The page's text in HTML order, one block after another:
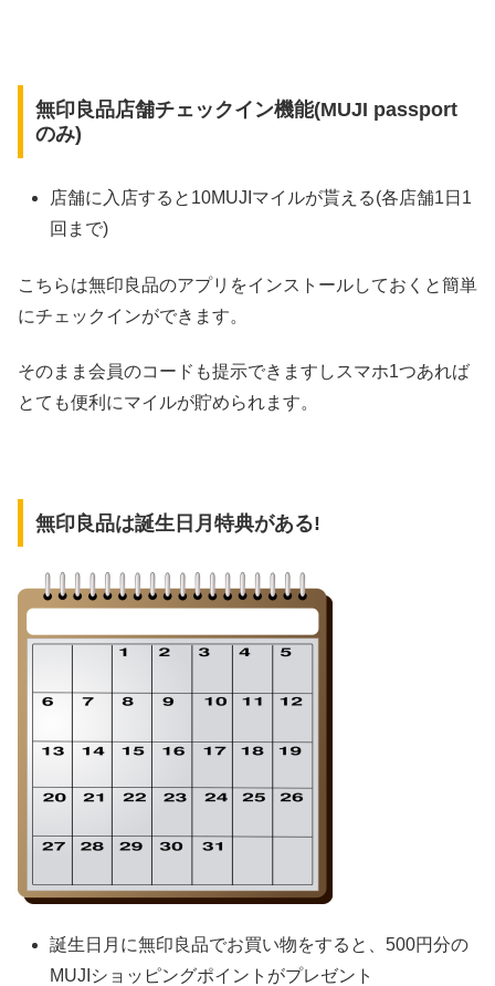
無印良品店舗チェックイン機能(MUJI passport
のみ)
店舗に入店すると10MUJIマイルが貰える(各店舗1日1
回まで)
こちらは無印良品のアプリをインストールしておくと簡単
にチェックインができます。
そのまま会員のコードも提示できますしスマホ1つあれば
とても便利にマイルが貯められます。
無印良品は誕生日月特典がある!
誕生日月に無印良品でお買い物をすると、500円分の
MUJIショッピングポイントがプレゼント